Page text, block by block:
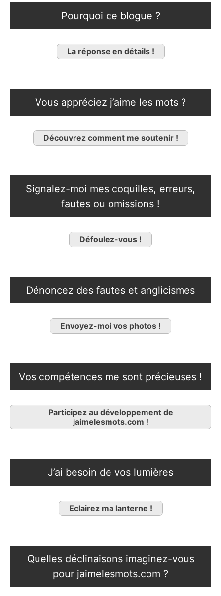
Pourquoi ce blogue ?
La réponse en détails !
Vous appréciez j’aime les mots ?
Découvrez comment me soutenir !
Signalez-moi mes coquilles, erreurs,
fautes ou omissions !
Défoulez-vous !
Dénoncez des fautes et anglicismes
Envoyez-moi vos photos !
Vos compétences me sont précieuses !
Participez au développement de
jaimelesmots.com !
J’ai besoin de vos lumières
Eclairez ma lanterne !
Quelles déclinaisons imaginez-vous
pour jaimelesmots.com ?